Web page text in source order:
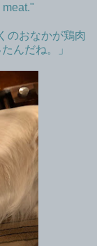
おなかが鶏肉
んだね。」